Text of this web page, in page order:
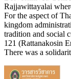
Rajjawittayalai
For the aspect of
kingdom
tradition and social
121 (Rattanakosin
There was a